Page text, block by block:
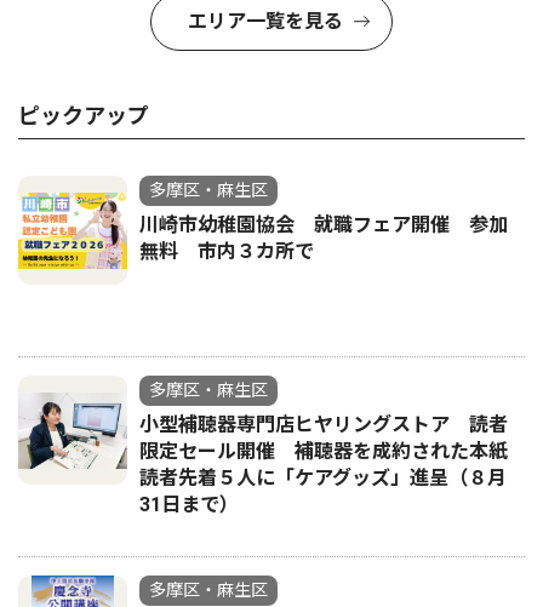
エリア一覧を見る
ピックアップ
多摩区・麻生区
川崎市幼稚園協会 就職フェア開催 参加
無料 市内３カ所で
多摩区・麻生区
小型補聴器専門店ヒヤリングストア 読者
限定セール開催 補聴器を成約された本紙
読者先着５人に「ケアグッズ」進呈（８月
31日まで）
多摩区・麻生区